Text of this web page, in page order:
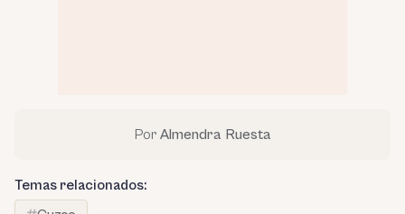
Por Almendra Ruesta
Temas relacionados: